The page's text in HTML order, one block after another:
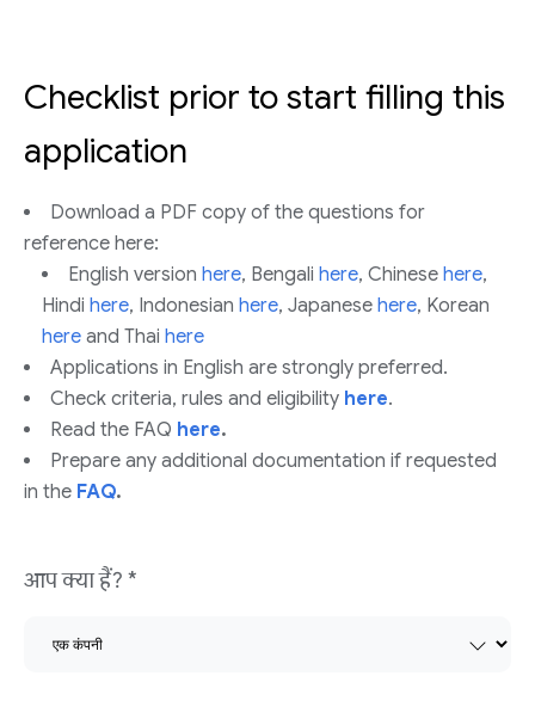
Checklist prior to start filling this
application
Download a PDF copy of the questions for
reference here:
English version here, Bengali here, Chinese here,
Hindi here, Indonesian here, Japanese here, Korean
here and Thai here
Applications in English are strongly preferred.
Check criteria, rules and eligibility here.
Read the FAQ here.
Prepare any additional documentation if requested
in the FAQ.
आप क्या हैं? *